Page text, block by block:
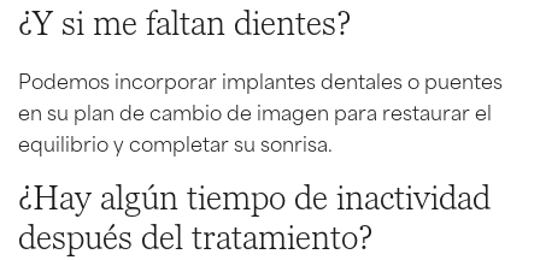
¿Y si me faltan dientes?
Podemos incorporar implantes dentales o puentes
en su plan de cambio de imagen para restaurar el
equilibrio y completar su sonrisa.
¿Hay algún tiempo de inactividad
después del tratamiento?